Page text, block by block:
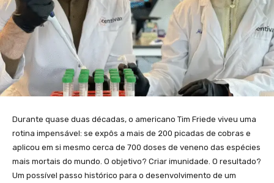
Durante quase duas décadas, o americano Tim Friede viveu uma
rotina impensável: se expôs a mais de 200 picadas de cobras e
aplicou em si mesmo cerca de 700 doses de veneno das espécies
mais mortais do mundo. O objetivo? Criar imunidade. O resultado?
Um possível passo histórico para o desenvolvimento de um